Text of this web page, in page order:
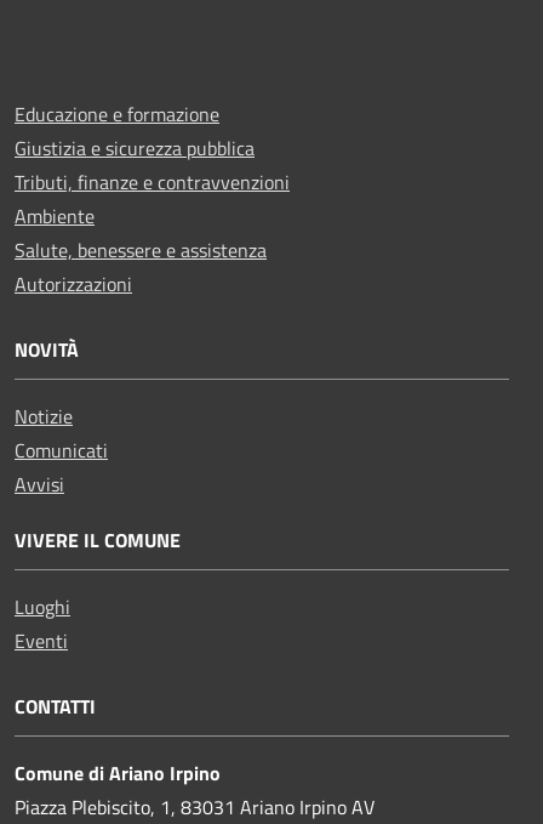
Educazione e formazione
Giustizia e sicurezza pubblica
Tributi, finanze e contravvenzioni
Ambiente
Salute, benessere e assistenza
Autorizzazioni
NOVITÀ
Notizie
Comunicati
Avvisi
VIVERE IL COMUNE
Luoghi
Eventi
CONTATTI
Comune di Ariano Irpino
Piazza Plebiscito, 1, 83031 Ariano Irpino AV